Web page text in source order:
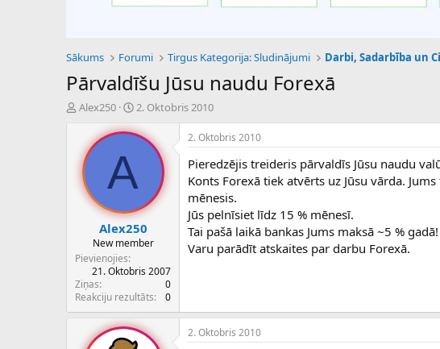
Sākums Forumi Tirgus Kategorija: Sludinājumi Darbi, Sadarbība un
Pārvaldīšu Jūsu naudu Forexā
P
e
d
e
z
s
ā
c
ē
Alex250
S
k
a
d
a
t
u
m
s
2. Oktobris 2010
A
Alex250
New member
Pievienojies
21. Oktobris 2007
Ziņas
0
Reakciju rezultāts
0
2. Oktobris 2010
Pieredzējis treideris pārvaldīs Jūsu naudu
Konts Forexā tiek atvērts uz Jūsu vārda.
mēnesis.
Jūs pelnīsiet līdz 15 % mēnesī.
Tai pašā laikā bankas Jums maksā ~5 %
Varu parādīt atskaites par darbu Forexā.
2. Oktobris 2010